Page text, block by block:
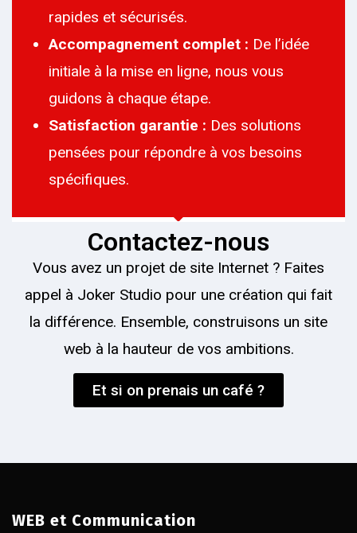
rapides et sécurisés.
Accompagnement complet : De l’idée
initiale à la mise en ligne, nous vous
guidons à chaque étape.
Satisfaction garantie : Des solutions
pensées pour répondre à vos besoins
spécifiques.
Contactez-nous
Vous avez un projet de site Internet ? Faites
appel à Joker Studio pour une création qui fait
la différence. Ensemble, construisons un site
web à la hauteur de vos ambitions.
Et si on prenais un café ?
WEB et Communication